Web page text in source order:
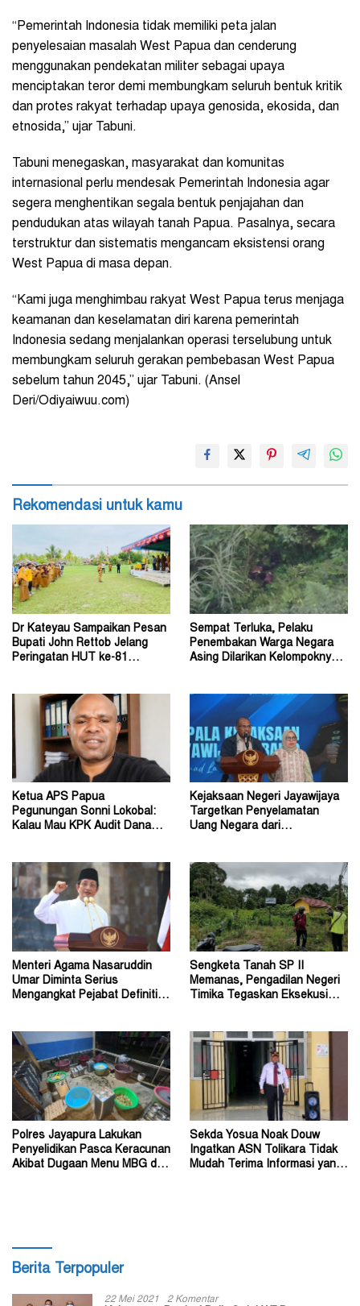
“Pemerintah Indonesia tidak memiliki peta jalan
penyelesaian masalah West Papua dan cenderung
menggunakan pendekatan militer sebagai upaya
menciptakan teror demi membungkam seluruh bentuk kritik
dan protes rakyat terhadap upaya genosida, ekosida, dan
etnosida,” ujar Tabuni.
Tabuni menegaskan, masyarakat dan komunitas
internasional perlu mendesak Pemerintah Indonesia agar
segera menghentikan segala bentuk penjajahan dan
pendudukan atas wilayah tanah Papua. Pasalnya, secara
terstruktur dan sistematis mengancam eksistensi orang
West Papua di masa depan.
“Kami juga menghimbau rakyat West Papua terus menjaga
keamanan dan keselamatan diri karena pemerintah
Indonesia sedang menjalankan operasi terselubung untuk
membungkam seluruh gerakan pembebasan West Papua
sebelum tahun 2045,” ujar Tabuni. (Ansel
Deri/Odiyaiwuu.com)
Rekomendasi untuk kamu
Dr Kateyau Sampaikan Pesan
Bupati John Rettob Jelang
Peringatan HUT ke-81
Sempat Terluka, Pelaku
Penembakan Warga Negara
Asing Dilarikan Kelompoknya
Ketua APS Papua
Pegunungan Sonni Lokobal:
Kalau Mau KPK Audit Dana
Kejaksaan Negeri Jayawijaya
Targetkan Penyelamatan
Uang Negara dari
Menteri Agama Nasaruddin
Umar Diminta Serius
Mengangkat Pejabat Definitif
Sengketa Tanah SP II
Memanas, Pengadilan Negeri
Timika Tegaskan Eksekusi
Polres Jayapura Lakukan
Penyelidikan Pasca Keracunan
Akibat Dugaan Menu MBG di
Sekda Yosua Noak Douw
Ingatkan ASN Tolikara Tidak
Mudah Terima Informasi yang
Berita Terpopuler
22 Mei 2021 2 Komentar